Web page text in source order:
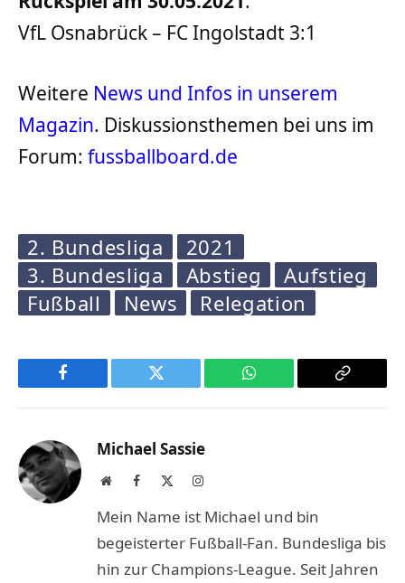
VfL Osnabrück – FC Ingolstadt 3:1
Weitere News und Infos in unserem
Magazin. Diskussionsthemen bei uns im
Forum: fussballboard.de
2. Bundesliga
2021
3. Bundesliga
Abstieg
Aufstieg
Fußball
News Relegation
Facebook Twitter WhatsApp
Copy
Michael Sassie
WebsiteFacebook Instagram
Mein Name ist Michael und bin
begeisterter Fußball-Fan. Bundesliga bis
hin zur Champions-League. Seit Jahren